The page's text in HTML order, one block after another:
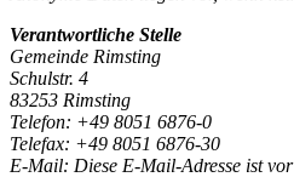
Verantwortliche Stelle
Gemeinde Rimsting
Schulstr. 4
83253 Rimsting
Telefon: +49 8051 6876-0
Telefax: +49 8051 6876-30
E-Mail: Diese E-Mail-Adresse ist